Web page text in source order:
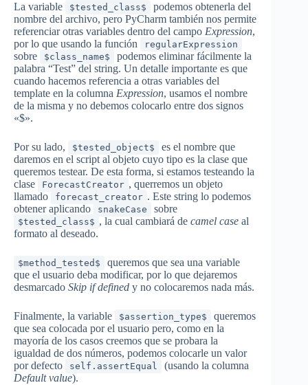
La variable $tested_class$
podemos obtenerla del
nombre del archivo, pero PyCharm también nos permite
referenciar otras variables dentro del campo Expression,
por lo que usando la función
regularExpression
sobre $class_name$
podemos eliminar fácilmente la
palabra “Test” del string. Un detalle importante es que
cuando hacemos referencia a otras variables del
template en la columna Expression, usamos el nombre
de la misma y no debemos colocarlo entre dos signos
«$».
Por su lado, $tested_object$
es el nombre que
daremos en el script al objeto cuyo tipo es la clase que
queremos testear. De esta forma, si estamos testeando la
clase
ForecastCreator , querremos un objeto
llamado
forecast_creator . Este string lo podemos
obtener aplicando
snakeCase sobre
$tested_class$ , la cual cambiará de camel case al
formato al deseado.
$method_tested$
queremos que sea una variable
que el usuario deba modificar, por lo que dejaremos
desmarcado Skip if defined y no colocaremos nada más.
Finalmente, la variable $assertion_type$
queremos
que sea colocada por el usuario pero, como en la
mayoría de los casos creemos que se probara la
igualdad de dos números, podemos colocarle un valor
por defecto
self.assertEqual
(usando la columna
Default value).